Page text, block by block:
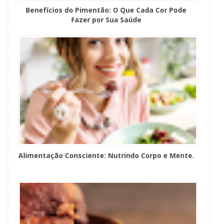
Benefícios do Pimentão: O Que Cada Cor Pode
Fazer por Sua Saúde
Alimentação Consciente: Nutrindo Corpo e Mente.